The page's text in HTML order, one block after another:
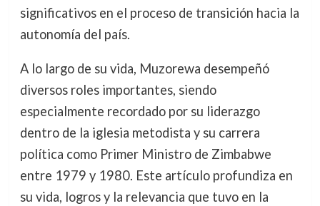
significativos en el proceso de transición hacia la
autonomía del país.
A lo largo de su vida, Muzorewa desempeñó
diversos roles importantes, siendo
especialmente recordado por su liderazgo
dentro de la iglesia metodista y su carrera
política como Primer Ministro de Zimbabwe
entre 1979 y 1980. Este artículo profundiza en
su vida, logros y la relevancia que tuvo en la